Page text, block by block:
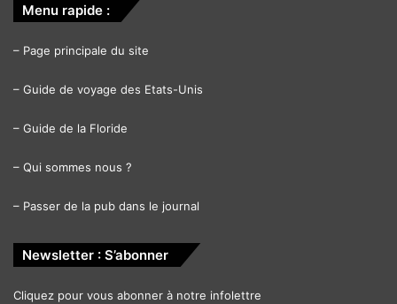
Menu rapide :
– Page principale du site
– Guide de voyage des Etats-Unis
– Guide de la Floride
– Qui sommes nous ?
– Passer de la pub dans le journal
Newsletter : S’abonner
Cliquez pour vous abonner à notre infolettre